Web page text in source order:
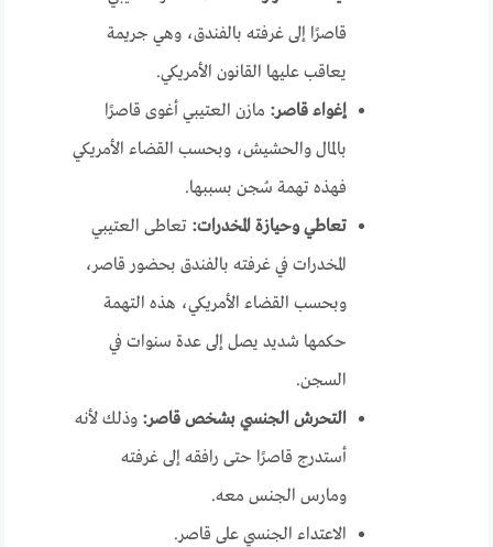
قاصرًا إلى غرفته بالفندق، وهي جريمة
يعاقب عليها القانون الأمريكي.
إغواء قاصر: مازن العتيبي أغوى قاصرًا
بالمال والحشيش، وبحسب القضاء الأمريكي
فهذه تهمة سُجن بسببها.
تعاطي وحيازة المخدرات: تعاطى العتيبي
المخدرات في غرفته بالفندق بحضور قاصر،
وبحسب القضاء الأمريكي، هذه التهمة
حكمها شديد يصل إلى عدة سنوات في
السجن.
التحرش الجنسي بشخص قاصر: وذلك لأنه
أستدرج قاصرًا حتى رافقه إلى غرفته
ومارس الجنس معه.
الاعتداء الجنسي على قاصر.